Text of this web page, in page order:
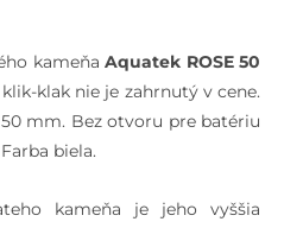
kameňaAquatek ROSE 50
klak nie je zahrnutý v cene.
mm. Bez otvoru pre batériu
biela.
kameňa je jeho vyššia